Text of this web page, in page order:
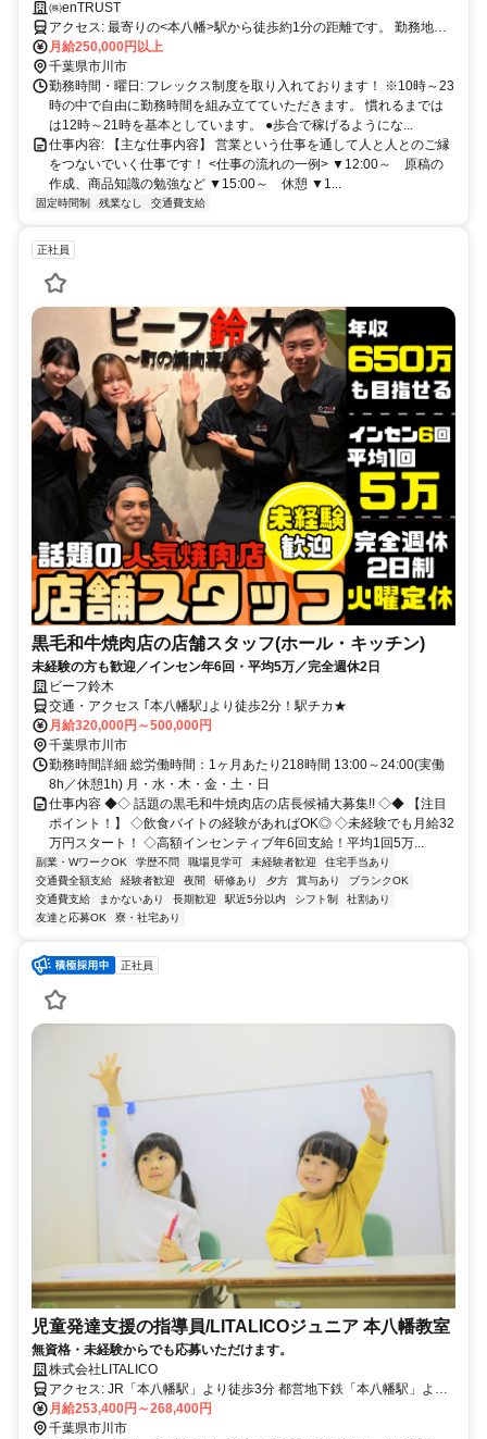
㈱enTRUST
アクセス: 最寄りの<本八幡>駅から徒歩約1分の距離です。 勤務地へ
のアクセスは良好で、通勤がスムーズです。
月給250,000円以上
千葉県市川市
勤務時間・曜日: フレックス制度を取り入れております！ ※10時～23
時の中で自由に勤務時間を組み立てていただきます。 慣れるまでは
は12時～21時を基本としています。 ●歩合で稼げるようにな...
仕事内容: 【主な仕事内容】 営業という仕事を通して人と人とのご縁
をつないでいく仕事です！ <仕事の流れの一例> ▼12:00～ 原稿の
作成、商品知識の勉強など ▼15:00～ 休憩 ▼1...
固定時間制 残業なし 交通費支給
正社員
黒毛和牛焼肉店の店舗スタッフ(ホール・キッチン)
未経験の方も歓迎／インセン年6回・平均5万／完全週休2日
ビーフ鈴木
交通・アクセス ｢本八幡駅｣より徒歩2分！駅チカ★
月給320,000円～500,000円
千葉県市川市
勤務時間詳細 総労働時間：1ヶ月あたり218時間 13:00～24:00(実働
8h／休憩1h) 月・水・木・金・土・日
仕事内容 ◆◇ 話題の黒毛和牛焼肉店の店長候補大募集!! ◇◆ 【注目
ポイント！】 ◇飲食バイトの経験があればOK◎ ◇未経験でも月給32
万円スタート！ ◇高額インセンティブ年6回支給！平均1回5万...
副業・WワークOK 学歴不問 職場見学可 未経験者歓迎
住宅手当あり
交通費全額支給
経験者歓迎 夜間 研修あり 夕方 賞与あり
ブランクOK
交通費支給
まかないあり 長期歓迎 駅近5分以内 シフト制
社割あり
友達と応募OK
寮・社宅あり
正社員
児童発達支援の指導員/LITALICOジュニア 本八幡教室
無資格・未経験からでも応募いただけます。
株式会社LITALICO
アクセス: JR「本八幡駅」より徒歩3分 都営地下鉄「本八幡駅」より
徒歩4分 京成線「京成八幡駅」より徒歩8分
月給253,400円～268,400円
千葉県市川市